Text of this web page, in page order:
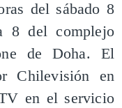
del sábado 8
8 del complejo
de Doha. El
Chilevisión en
en el servicio